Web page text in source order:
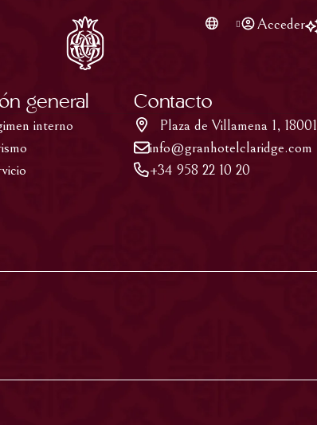
Acceder
general
interno
Contacto
Plaza de Villamena 1, 18001
info@granhotelclaridge.com
+34 958 22 10 20